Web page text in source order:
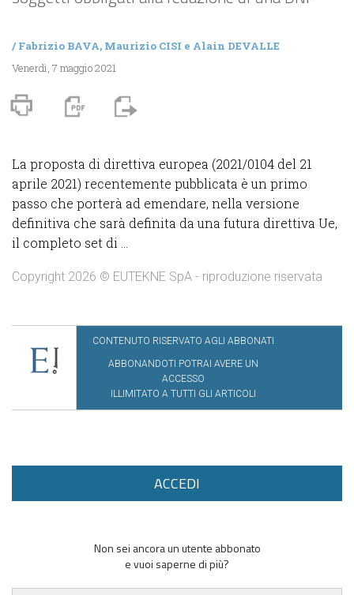
/Fabrizio BAVA, Maurizio CISI e Alain DEVALLE
Venerdì, 7 maggio 2021
La proposta di direttiva europea (2021/0104 del 21
aprile 2021) recentemente pubblicata è un primo
passo che porterà ad emendare, nella versione
definitiva che sarà definita da una futura direttiva Ue,
il completo set di ...
Copyright 2026 © EUTEKNE SpA - riproduzione riservata
CONTENUTO RISERVATO AGLI ABBONATI
ABBONANDOTI POTRAI AVERE UN
ACCESSO
ILLIMITATO A TUTTI GLI ARTICOLI
ACCEDI
Non sei ancora un utente abbonato
e vuoi saperne di più?